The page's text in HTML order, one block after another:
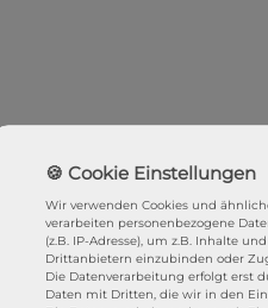
Wir verwenden Cookies und
verarbeiten personenbezogene
(z.B. IP-Adresse), um z.B. Inhalte
Drittanbietern einzubinden oder
Die Datenverarbeitung erfolgt erst
Daten mit Dritten, die wir in den